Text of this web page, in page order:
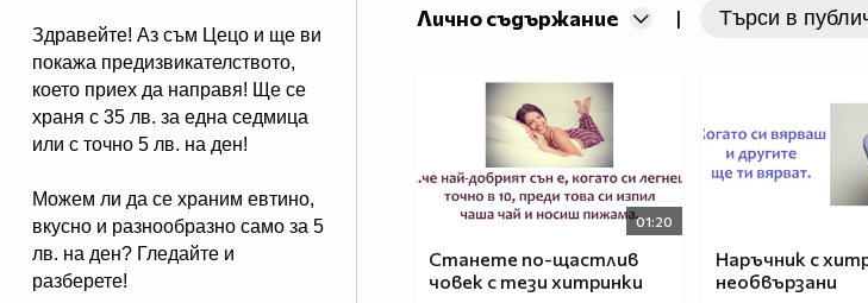
Здравейте! Аз съм Цецо и ще ви
покажа предизвикателството,
което приех да направя! Ще се
храня с 35 лв. за една седмица
или с точно 5 лв. на ден!
Можем ли да се храним евтино,
вкусно и разнообразно само за 5
лв. на ден? Гледайте и
разберете!
Лично съдържание |
01:20
Станете по-щастлив
човек с тези хитринки
Наръчник с
необвързани